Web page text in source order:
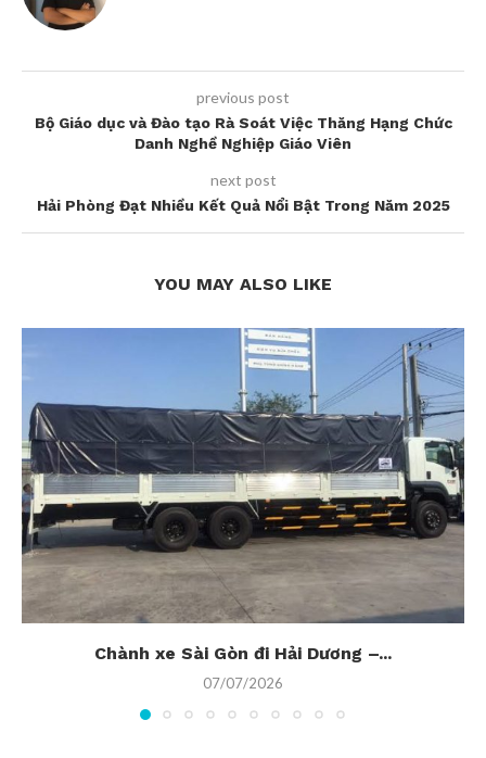
previous post
Bộ Giáo dục và Đào tạo Rà Soát Việc Thăng Hạng Chức
Danh Nghề Nghiệp Giáo Viên
next post
Hải Phòng Đạt Nhiều Kết Quả Nổi Bật Trong Năm 2025
YOU MAY ALSO LIKE
Chành xe Sài Gòn đi Hải Dương –...
07/07/2026